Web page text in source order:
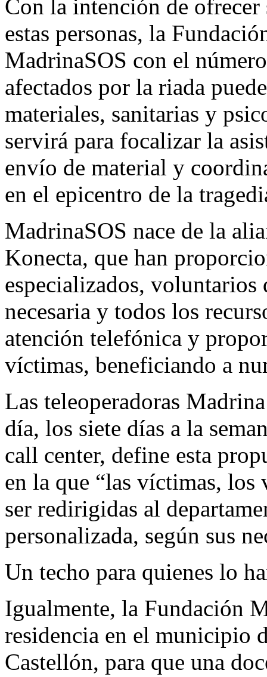
Con la intención de ofrecer
estas personas, la
MadrinaSOS con el
afectados por la riada
materiales, sanitarias y
servirá para focalizar la
envío de material y
en el epicentro de la
MadrinaSOS nace de la
Konecta, que han
especializados, voluntarios
necesaria y todos los
atención telefónica y
víctimas, beneficiando a
Las teleoperadoras
día, los siete días a la
call center, define esta
en la que “las víctimas,
ser redirigidas al
personalizada, según sus
Un techo para quienes lo
Igualmente, la Fundación
residencia en el municipio
Castellón, para que una